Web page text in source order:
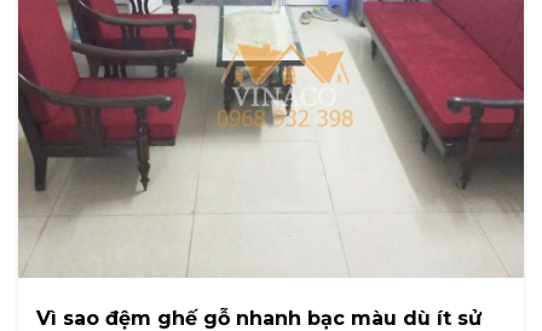
Vì sao đệm ghế gỗ nhanh bạc màu dù ít sử